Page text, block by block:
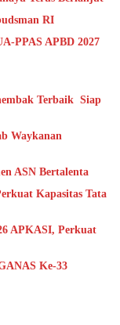
RI
PPAS APBD 2027
Terbaik Siap
Waykanan
ASN Bertalenta
Kapasitas Tata
APKASI, Perkuat
Ke-33